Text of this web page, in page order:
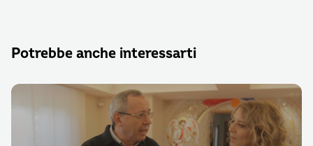
Potrebbe anche interessarti